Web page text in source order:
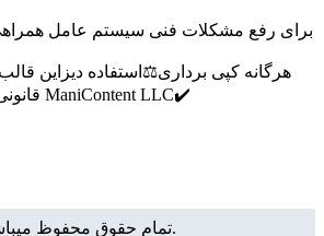
هرگانه کپی برداری⚖️استفاده دیزاین
قانونی دارد با احترام شرکت ManiContent LLC✔️
تمام حقوق محفوظ میباشد.